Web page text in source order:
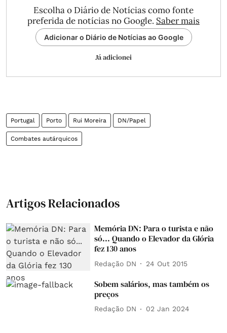
Escolha o Diário de Notícias como fonte
preferida de notícias no Google. Saber mais
Adicionar o Diário de Notícias ao Google
Já adicionei
Portugal Porto Rui Moreira DN/Papel
Combates autárquicos
Artigos Relacionados
Memória DN: Para o turista e não
só... Quando o Elevador da Glória
fez 130 anos
Redação DN 24 Out 2015
Sobem salários, mas também os
preços
Redação DN 02 Jan 2024